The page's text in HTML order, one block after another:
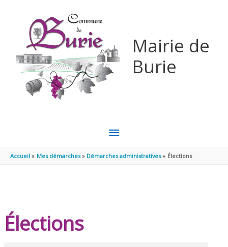
Mairie de
Burie
MENU
PRINCIPAL
Accueil Mes démarches Démarches administratives Élections
Élections